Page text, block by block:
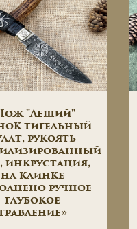
"Леший"
тигельный
рукоять
инкрустация,
на клинке
ручное
глубокое